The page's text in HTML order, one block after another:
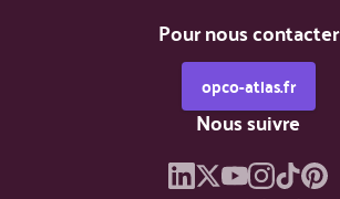
Pour nous contacter
opco-atlas.fr
Nous suivre